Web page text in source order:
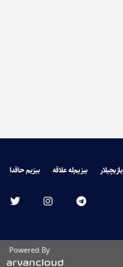
یازیچیلار بیزیم‌له علاقه بیزیم حاقدا
Powered By